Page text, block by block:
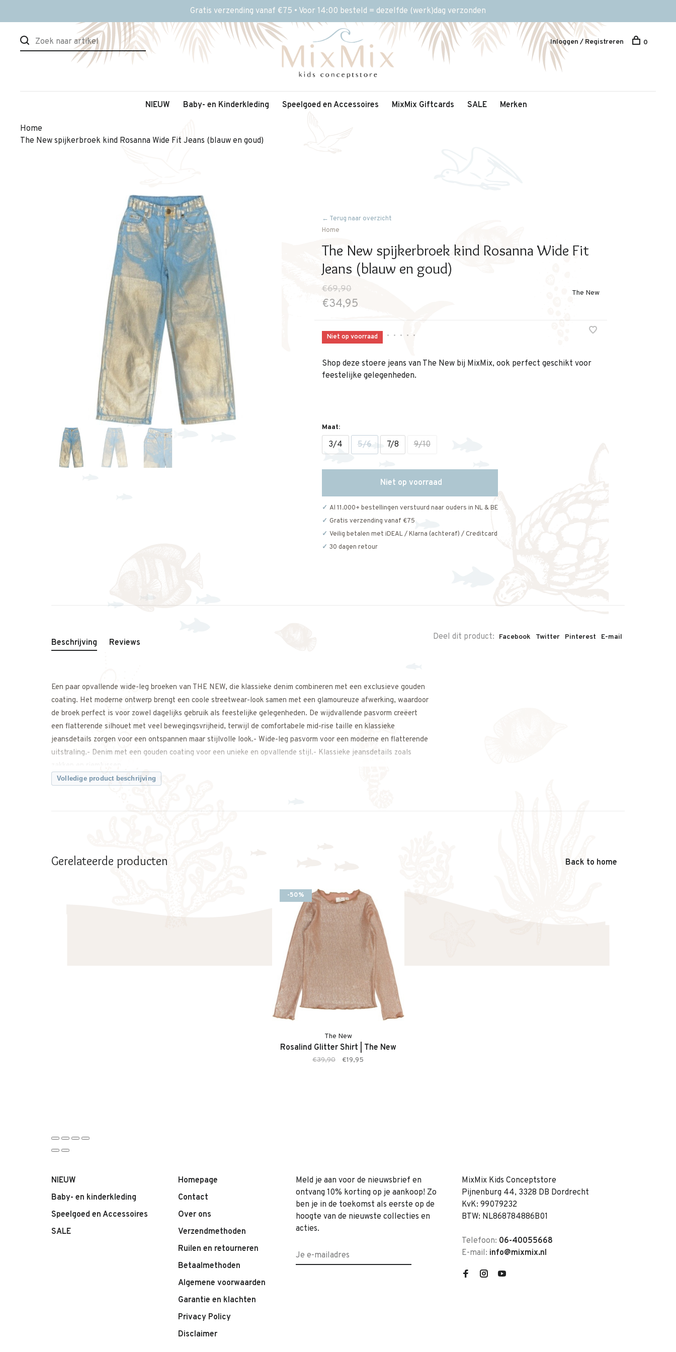
Gratis verzending vanaf €75 • Voor 14:00 besteld = dezelfde (werk)dag verzonden
NIEUW Baby- en Kinderkleding Speelgoed en Accessoires MixMix Giftcards SALE Merken
Inloggen / Registreren 0
Home
The New spijkerbroek kind Rosanna Wide Fit Jeans (blauw en goud)
← Terug naar overzicht
Home
The New spijkerbroek kind Rosanna Wide Fit
Jeans (blauw en goud)
€69,90
€34,95
The New
Niet op voorraad • • • • •
Shop deze stoere jeans van The New bij MixMix, ook perfect geschikt voor
feestelijke gelegenheden.
Maat:
3/4 5/6 7/8 9/10
Niet op voorraad
Al 11.000+ bestellingen verstuurd naar ouders in NL & BE
Gratis verzending vanaf €75
Veilig betalen met iDEAL / Klarna (achteraf) / Creditcard
30 dagen retour
Deel dit product: Facebook Twitter Pinterest E-mail
Beschrijving Reviews
Een paar opvallende wide-leg broeken van THE NEW, die klassieke denim combineren met een exclusieve gouden
coating. Het moderne ontwerp brengt een coole streetwear-look samen met een glamoureuze afwerking, waardoor
de broek perfect is voor zowel dagelijks gebruik als feestelijke gelegenheden. De wijdvallende pasvorm creëert
een flatterende silhouet met veel bewegingsvrijheid, terwijl de comfortabele mid-rise taille en klassieke
jeansdetails zorgen voor een ontspannen maar stijlvolle look.- Wide-leg pasvorm voor een moderne en flatterende
uitstraling.- Denim met een gouden coating voor een unieke en opvallende stijl.- Klassieke jeansdetails zoals
zakken en riemlussen.
Volledige product beschrijving
Gerelateerde producten Back to home
-50%
The New
Rosalind Glitter Shirt | The New
€39,90 €19,95
NIEUW
Baby- en kinderkleding
Speelgoed en Accessoires
SALE
Homepage
Contact
Over ons
Verzendmethoden
Ruilen en retourneren
Betaalmethoden
Algemene voorwaarden
Garantie en klachten
Privacy Policy
Disclaimer
Meld je aan voor de nieuwsbrief en
ontvang 10% korting op je aankoop! Zo
ben je in de toekomst als eerste op de
hoogte van de nieuwste collecties en
acties.
MixMix Kids Conceptstore
Pijnenburg 44, 3328 DB Dordrecht
KvK: 99079232
BTW: NL868784886B01
Telefoon: 06-40055668
E-mail: info@mixmix.nl